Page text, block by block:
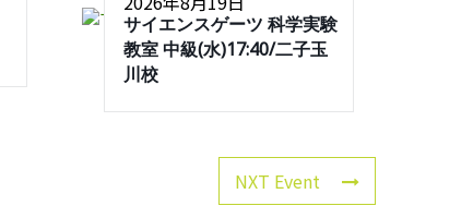
サイエンスゲーツ 科学実験
教室 中級(水)17:40/二子玉
川校
NXT Event